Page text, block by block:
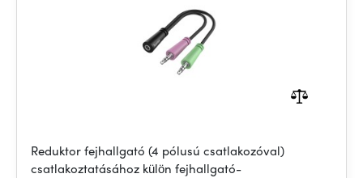
Reduktor fejhallgató (4 pólusú csatlakozóval)
csatlakoztatásához külön fejhallgató-